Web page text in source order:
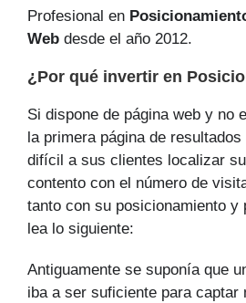
Profesional en
Web desde el año 2012.
¿Por qué invertir en
Si dispone de página web y no
la primera página de
difícil a sus clientes localizar
contento con el número de
tanto con su posicionamiento y
lea lo siguiente:
Antiguamente se suponía que
iba a ser suficiente para captar